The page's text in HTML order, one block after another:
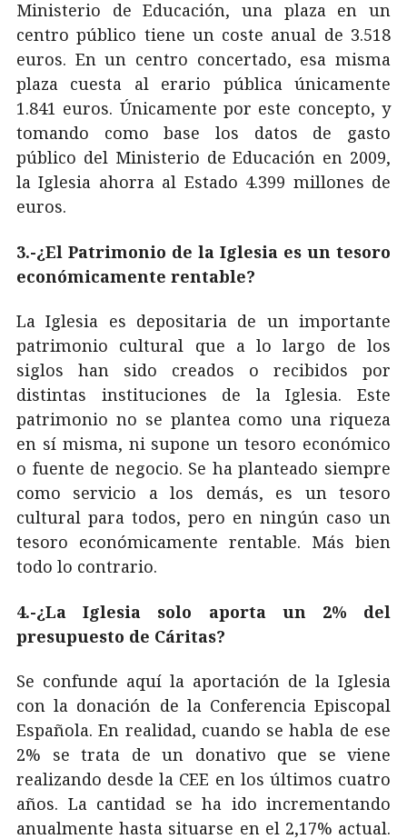
Ministerio de Educación, una plaza en un
centro público tiene un coste anual de 3.518
euros. En un centro concertado, esa misma
plaza cuesta al erario pública únicamente
1.841 euros. Únicamente por este concepto, y
tomando como base los datos de gasto
público del Ministerio de Educación en 2009,
la Iglesia ahorra al Estado 4.399 millones de
euros.
3.-¿El Patrimonio de la Iglesia es un tesoro
económicamente rentable?
La Iglesia es depositaria de un importante
patrimonio cultural que a lo largo de los
siglos han sido creados o recibidos por
distintas instituciones de la Iglesia. Este
patrimonio no se plantea como una riqueza
en sí misma, ni supone un tesoro económico
o fuente de negocio. Se ha planteado siempre
como servicio a los demás, es un tesoro
cultural para todos, pero en ningún caso un
tesoro económicamente rentable. Más bien
todo lo contrario.
4.-¿La Iglesia solo aporta un 2% del
presupuesto de Cáritas?
Se confunde aquí la aportación de la Iglesia
con la donación de la Conferencia Episcopal
Española. En realidad, cuando se habla de ese
2% se trata de un donativo que se viene
realizando desde la CEE en los últimos cuatro
años. La cantidad se ha ido incrementando
anualmente hasta situarse en el 2,17% actual.